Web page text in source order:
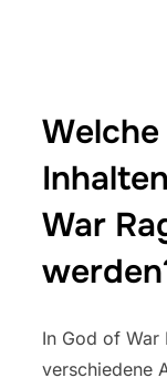
War
In God of War
verschiedene